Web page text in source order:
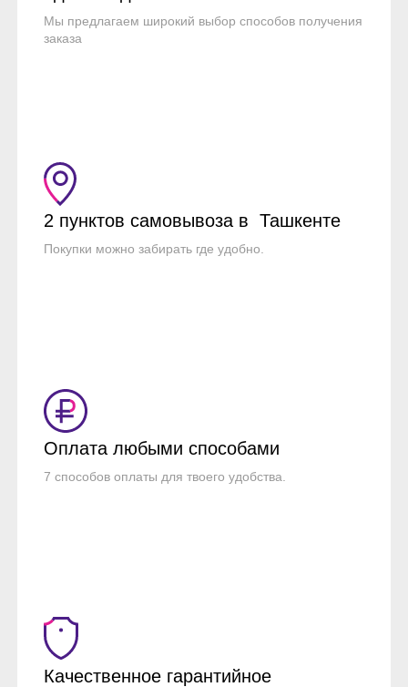
Мы предлагаем широкий выбор способов получения
заказа
2 пунктов самовывоза в Ташкенте
Покупки можно забирать где удобно.
Оплата любыми способами
7 способов оплаты для твоего удобства.
Качественное гарантийное